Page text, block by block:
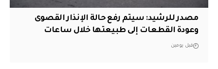
مصدر للرشيد: سيتم رفع حالة الإنذار القصوى
وعودة القطعات إلى طبيعتها خلال ساعات
قبل يومين